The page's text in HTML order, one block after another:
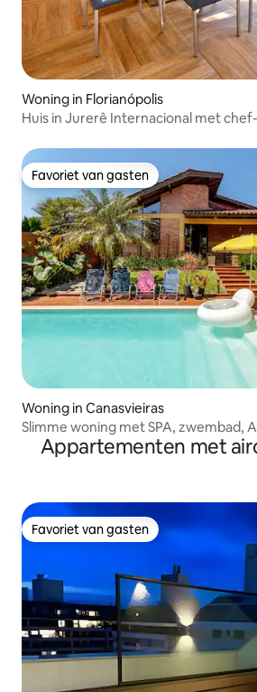
Woning in Florianópolis
Huis in Jurerê Internacional met
Favoriet van gasten
Favoriet van gasten
Woning in Canasvieiras
Slimme woning met SPA, zwembad,
Appartementen met
Favoriet van gasten
Favoriet van gasten